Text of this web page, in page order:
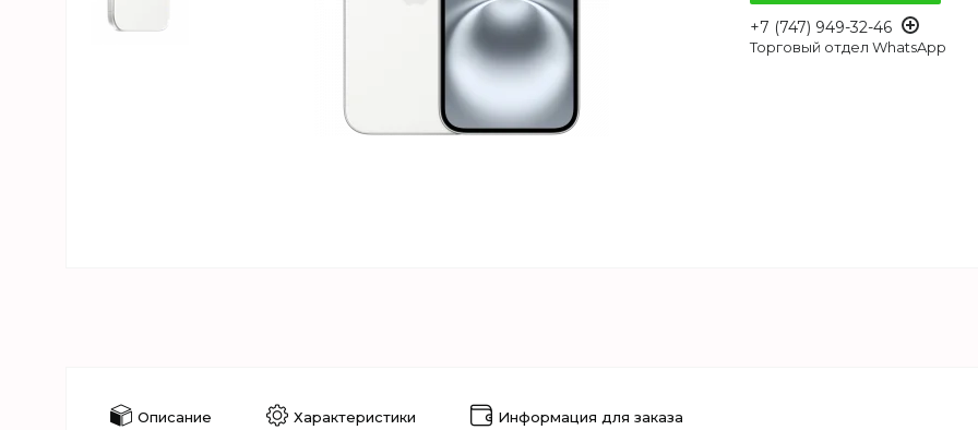
+7 (747) 949-32-46
Торговый отдел WhatsApp
Описание Характеристики Информация для заказа